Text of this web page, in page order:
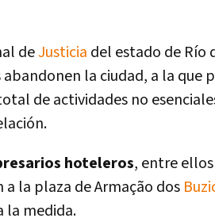
deJusticia del estado de Río
la ciudad, a la que
de actividades no
hoteleros, entre
a la plaza de Armação dos
la medida.